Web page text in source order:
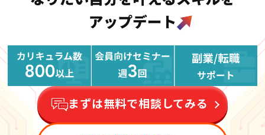
まずは無料で相談してみる